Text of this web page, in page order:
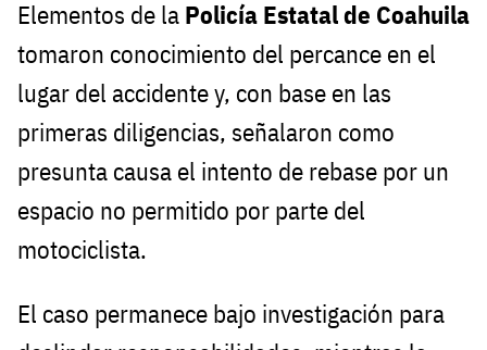
Elementos de la Policía Estatal de Coahuila
tomaron conocimiento del percance en el
lugar del accidente y, con base en las
primeras diligencias, señalaron como
presunta causa el intento de rebase por un
espacio no permitido por parte del
motociclista.
El caso permanece bajo investigación para